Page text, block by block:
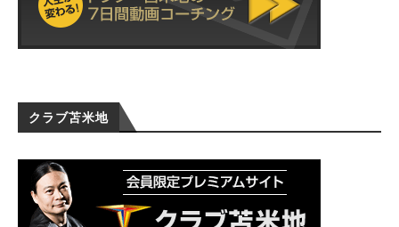
クラブ苫米地